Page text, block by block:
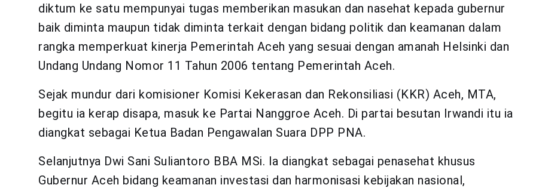
diktum ke satu mempunyai tugas memberikan masukan dan nasehat kepada gubernur
baik diminta maupun tidak diminta terkait dengan bidang politik dan keamanan dalam
rangka memperkuat kinerja Pemerintah Aceh yang sesuai dengan amanah Helsinki dan
Undang Undang Nomor 11 Tahun 2006 tentang Pemerintah Aceh.
Sejak mundur dari komisioner Komisi Kekerasan dan Rekonsiliasi (KKR) Aceh, MTA,
begitu ia kerap disapa, masuk ke Partai Nanggroe Aceh. Di partai besutan Irwandi itu ia
diangkat sebagai Ketua Badan Pengawalan Suara DPP PNA.
Selanjutnya Dwi Sani Suliantoro BBA MSi. Ia diangkat sebagai penasehat khusus
Gubernur Aceh bidang keamanan investasi dan harmonisasi kebijakan nasional,